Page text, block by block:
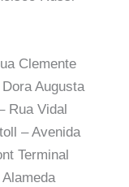
Clemente
Augusta
Rua Vidal
– Avenida
Terminal